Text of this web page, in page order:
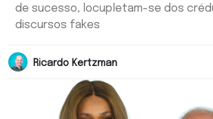
de sucesso, locupletam-se dos
discursos fakes
Ricardo Kertzman